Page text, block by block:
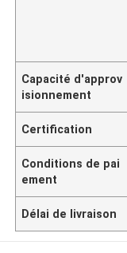
Capacité d'approv
isionnement
Certification
Conditions de pai
ement
Délai de livraison